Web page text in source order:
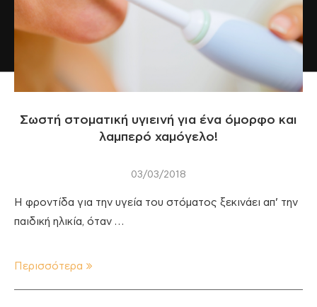
Σωστή στοματική υγιεινή για ένα όμορφο και
λαμπερό χαμόγελο!
03/03/2018
Η φροντίδα για την υγεία του στόματος ξεκινάει απ’ την
παιδική ηλικία, όταν …
Περισσότερα